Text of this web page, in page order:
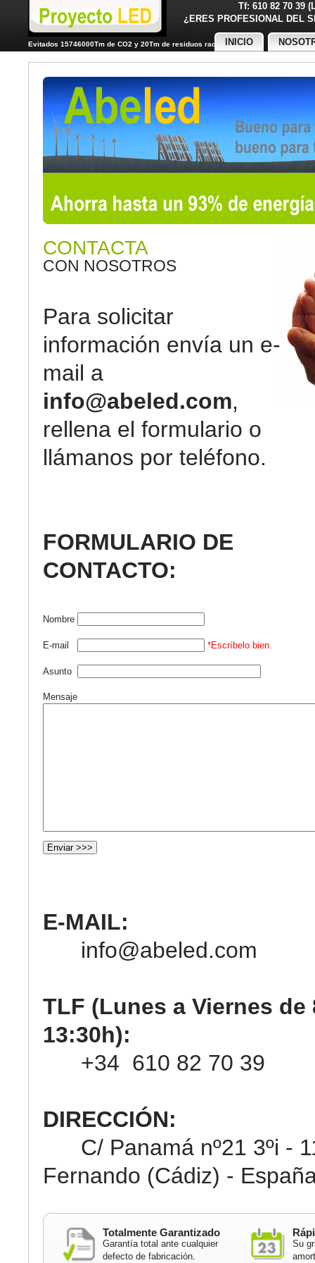
Tf: 610 82 70 39
¿ERES PROFESIONAL
Evitados 15746000Tm de CO2 y 20Tm de residuos radiactivos
INICIO
CONTACTA
CON NOSOTROS
Para solicitar
información envía un e-
mail a
info@abeled.com,
rellena el formulario o
llámanos por teléfono.
FORMULARIO DE
CONTACTO:
Nombre
E-mail *Escríbelo bien.
Asunto
Mensaje
E-MAIL:
info@abeled.com
TLF (Lunes a Viernes de
13:30h):
+34 610 82 70 39
DIRECCIÓN:
C/ Panamá nº21 3ºi -
Fernando (Cádiz) -
Totalmente Garantizado
Garantía total ante cualquier
defecto de fabricación.
Su